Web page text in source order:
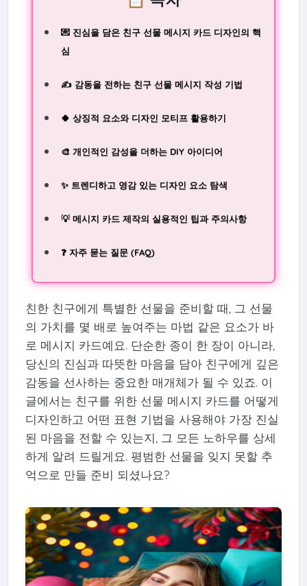
💌 진심을 담은 친구 선물 메시지 카드 디자인의 핵
심
✍️ 감동을 전하는 친구 선물 메시지 작성 기법
🍀 상징적 요소와 디자인 모티프 활용하기
🎨 개인적인 감성을 더하는 DIY 아이디어
✨ 트렌디하고 영감 있는 디자인 요소 탐색
💡 메시지 카드 제작의 실용적인 팁과 주의사항
❓ 자주 묻는 질문 (FAQ)
친한 친구에게 특별한 선물을 준비할 때, 그 선물
의 가치를 몇 배로 높여주는 마법 같은 요소가 바
로 메시지 카드예요. 단순한 종이 한 장이 아니라,
당신의 진심과 따뜻한 마음을 담아 친구에게 깊은
감동을 선사하는 중요한 매개체가 될 수 있죠. 이
글에서는 친구를 위한 선물 메시지 카드를 어떻게
디자인하고 어떤 표현 기법을 사용해야 가장 진실
된 마음을 전할 수 있는지, 그 모든 노하우를 상세
하게 알려 드릴게요. 평범한 선물을 잊지 못할 추
억으로 만들 준비 되셨나요?